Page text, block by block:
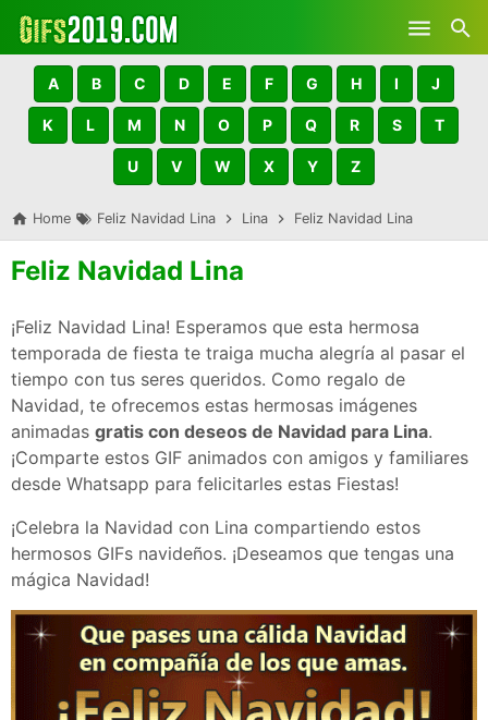
Skip to main content
A B C D E F G H I J
K L M N O P Q R S T
U V W X Y Z
Home Feliz Navidad Lina Lina Feliz Navidad Lina
Feliz Navidad Lina
¡Feliz Navidad Lina! Esperamos que esta hermosa
temporada de fiesta te traiga mucha alegría al pasar el
tiempo con tus seres queridos. Como regalo de
Navidad, te ofrecemos estas hermosas imágenes
animadas gratis con deseos de Navidad para Lina.
¡Comparte estos GIF animados con amigos y familiares
desde Whatsapp para felicitarles estas Fiestas!
¡Celebra la Navidad con Lina compartiendo estos
hermosos GIFs navideños. ¡Deseamos que tengas una
mágica Navidad!